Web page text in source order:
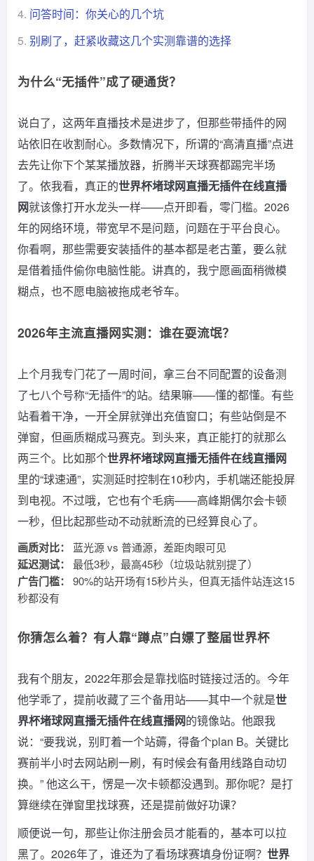
4. 问答时间：你关心的几个坑
5. 别刷了，赶紧收藏这几个实测靠谱的选择
为什么“无插件”成了硬通货？
说白了，这两年直播技术是进步了，但那些带插件的网
站依旧在收割耐心。多数情况下，所谓的“高清直播”点进
去先让你下个某某播放器，折腾半天球赛都踢完半场
了。依我看，真正的世界杯堵球网直播无插件在线直播
网就该像打开水龙头一样——点开即看，零门槛。2026
年的网络环境，带宽早不是问题，问题在于平台良心。
你看啊，那些需要安装插件的基本都是老古董，要么就
是借着插件偷你电脑性能。讲真的，我宁愿画面稍微模
糊点，也不愿电脑被拖成老爷车。
2026年主流直播网实测：谁在耍流氓？
上个月我专门花了一周时间，拿三台不同配置的设备测
了七八个号称“无插件”的站。结果嘛——懂的都懂。有些
站看着干净，一开全屏就弹出充值窗口；有些站倒是不
弹窗，但画质糊成马赛克。到头来，真正能打的就那么
两三个。比如那个世界杯堵球网直播无插件在线直播网
里的“球速通”，实测延时控制在10秒内，手机端还能投屏
到电视。不过哦，它也有个毛病——高峰期偶尔会卡顿
一秒，但比起那些动不动就断流的已经算良心了。
画质对比： 蓝光源 vs 普通源，差距肉眼可见
延迟测试： 最低3秒，最高45秒（垃圾站就别提了）
广告门槛：
90%的站开场有15秒片头，但真无插件站连这15
秒都没有
你猜怎么着？有人靠“蹲点”白嫖了整届世界杯
我有个朋友，2022年那会是靠找临时链接过活的。今年
他学乖了，提前收藏了三个备用站——其中一个就是世
界杯堵球网直播无插件在线直播网的镜像站。他跟我
说：“要我说，别盯着一个站薅，得备个plan B。关键比
赛前半小时去网站刷一刷，有时候会有备用线路自动切
换。” 他这么干，愣是一次卡顿都没遇到。那你呢？是打
算继续在弹窗里找球赛，还是提前做好功课？
顺便说一句，那些让你注册会员才能看的，基本可以拉
黑了。2026年了，谁还为了看场球赛填身份证啊？ 世界